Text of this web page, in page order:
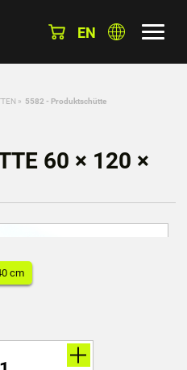
EN
» 5582 - Produktschütte
60 × 120 ×
cm